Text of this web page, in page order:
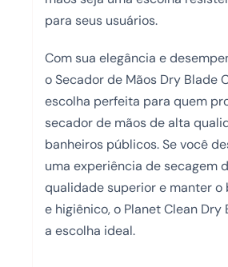
para seus usuários.
Com sua elegância e
o Secador de Mãos Dry Blade
escolha perfeita para quem
secador de mãos de alta
banheiros públicos. Se você
uma experiência de secagem
qualidade superior e manter o
e higiênico, o Planet Clean Dry
a escolha ideal.